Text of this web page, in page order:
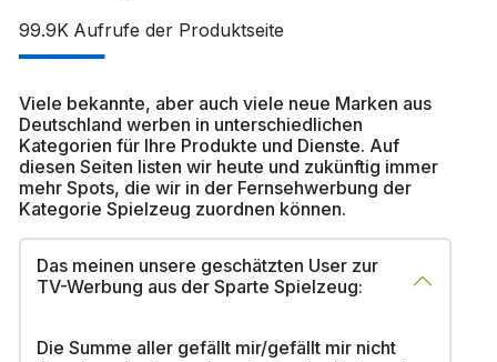
99.9K Aufrufe der Produktseite
Viele bekannte, aber auch viele neue Marken aus
Deutschland werben in unterschiedlichen
Kategorien für Ihre Produkte und Dienste. Auf
diesen Seiten listen wir heute und zukünftig immer
mehr Spots, die wir in der Fernsehwerbung der
Kategorie Spielzeug zuordnen können.
Das meinen unsere geschätzten User zur
TV-Werbung aus der Sparte Spielzeug:
Die Summe aller gefällt mir/gefällt mir nicht